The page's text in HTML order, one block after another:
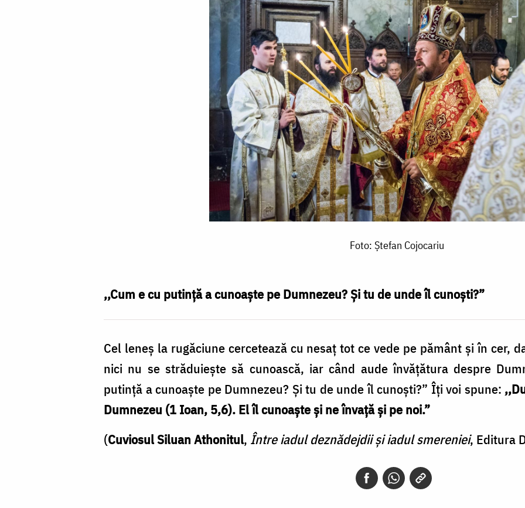
Foto: Ştefan Cojocariu
,,Cum e cu putinţă a cunoaşte pe Dumnezeu? Şi tu de unde îl cunoşti?”
Cel leneş la rugăciune cercetează cu nesaţ tot ce vede pe pământ şi în cer,
nici nu se străduieşte să cunoască, iar când aude învăţătura despre
putinţă a cunoaşte pe Dumnezeu? Şi tu de unde îl cunoşti?” Îţi voi spune:
Dumnezeu (1 Ioan, 5,6). El îl cunoaşte şi ne învaţă şi pe noi.”
(Cuviosul Siluan Athonitul, Între iadul deznădejdii şi iadul smereniei, Editura